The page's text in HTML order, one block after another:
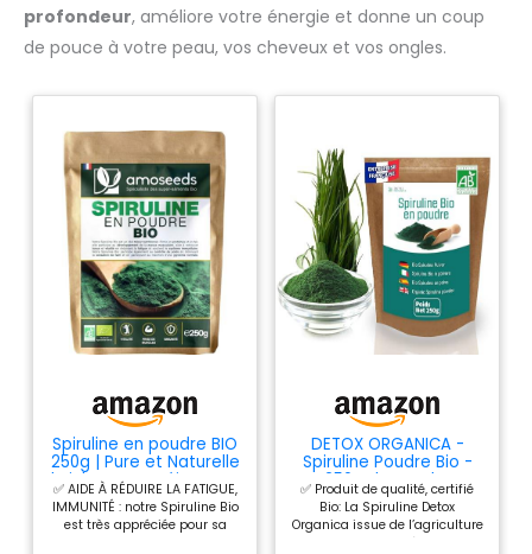
profondeur, améliore votre énergie et donne un coup
de pouce à votre peau, vos cheveux et vos ongles.
Spiruline en poudre BIO
250g | Pure et Naturelle
| Riche en Protéines, Fer
✅ AIDE À RÉDUIRE LA FATIGUE,
IMMUNITÉ : notre Spiruline Bio
est très appréciée pour sa
DETOX ORGANICA -
Spiruline Poudre Bio -
250g de Poudre
Naturelle
✅ Produit de qualité, certifié
Bio: La Spiruline Detox
Organica issue de l’agriculture
biologique possède une